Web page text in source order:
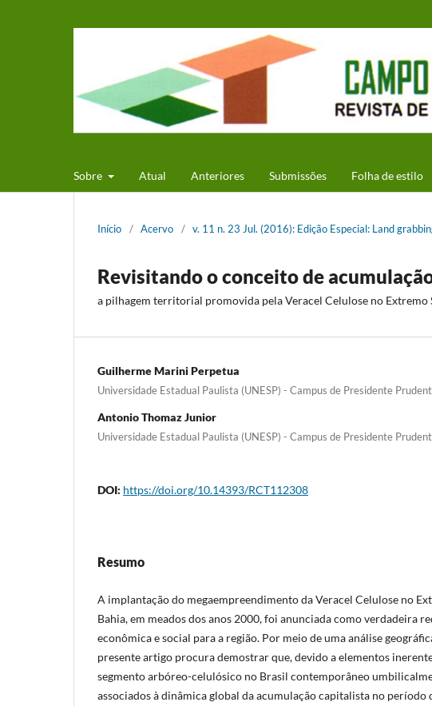
Sobre Atual Anteriores Submissões Folha de estilo
Início / Acervo / v. 11 n. 23 Jul. (2016): Edição Especial: Land
Revisitando o conceito de
a pilhagem territorial promovida pela Veracel Celulose no Extremo
Guilherme Marini Perpetua
Universidade Estadual Paulista (UNESP) - Campus de Presidente
Antonio Thomaz Junior
Universidade Estadual Paulista (UNESP) - Campus de Presidente
DOI: https://doi.org/10.14393/RCT112308
Resumo
A implantação do megaempreendimento da Veracel Celulose no
Bahia, em meados dos anos 2000, foi anunciada como verdadeira
econômica e social para a região. Por meio de uma análise
presente artigo procura demostrar que, devido a elementos
segmento arbóreo-celulósico no Brasil contemporâneo
associados à dinâmica global da acumulação capitalista no período